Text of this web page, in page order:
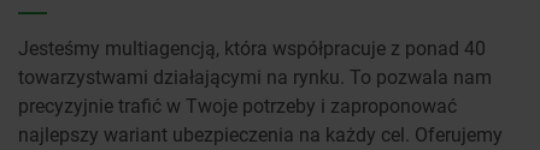
Jesteśmy multiagencją, która współpracuje z ponad 40
towarzystwami działającymi na rynku. To pozwala nam
precyzyjnie trafić w Twoje potrzeby i zaproponować
najlepszy wariant ubezpieczenia na każdy cel. Oferujemy